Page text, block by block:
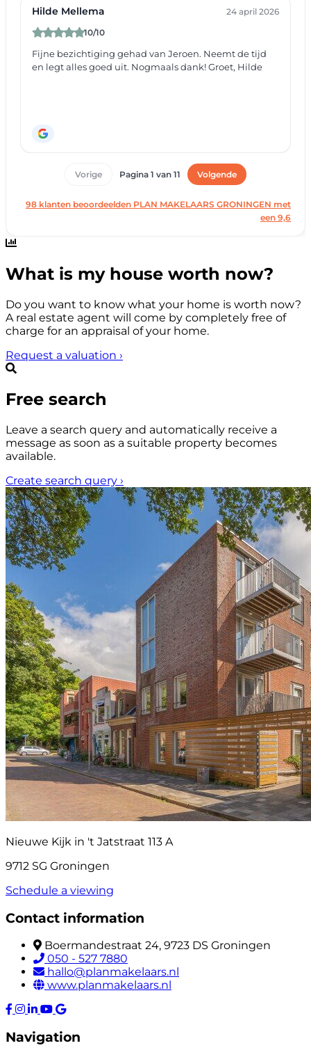
What is my house worth now?
Do you want to know what your home is worth now?
A real estate agent will come by completely free of
charge for an appraisal of your home.
Request a valuation ›
Free search
Leave a search query and automatically receive a
message as soon as a suitable property becomes
available.
Create search query ›
Nieuwe Kijk in 't Jatstraat 113 A
9712 SG Groningen
Schedule a viewing
Contact information
Boermandestraat 24, 9723 DS Groningen
050 - 527 7880
hallo@planmakelaars.nl
www.planmakelaars.nl
Navigation